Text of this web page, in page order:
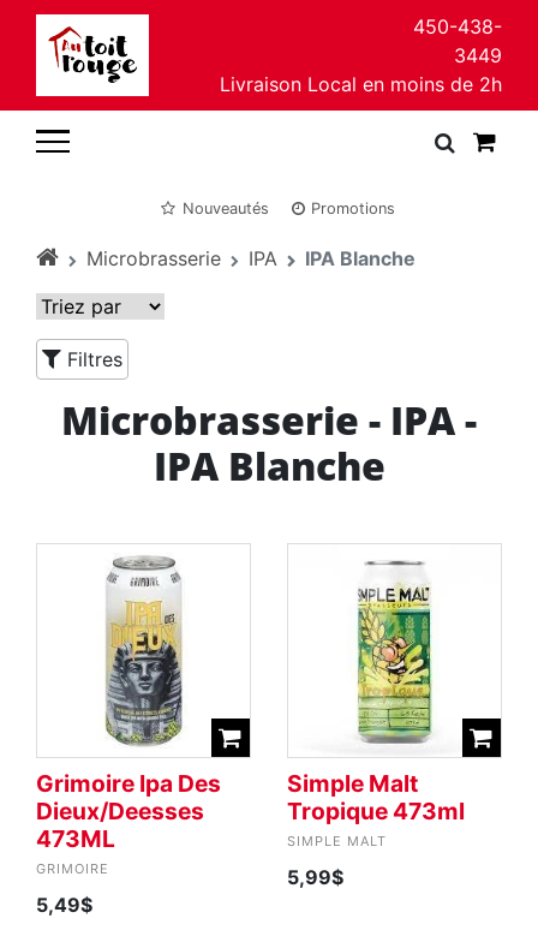
450-438-
3449
Livraison Local en moins de 2h
Nouveautés Promotions
Microbrasserie IPA IPA Blanche
Filtres
Microbrasserie - IPA -
IPA Blanche
Grimoire Ipa Des
Dieux/Deesses
473ML
GRIMOIRE
5,49$
Simple Malt
Tropique 473ml
SIMPLE MALT
5,99$